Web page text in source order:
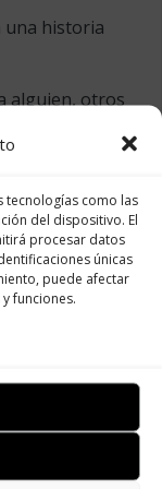
tecnologías como las
del dispositivo. El
procesar datos
únicas
puede afectar
funciones.
una historia
alguien, otros
esa
la vida,algo
20 o 30 años,
que te
esté de